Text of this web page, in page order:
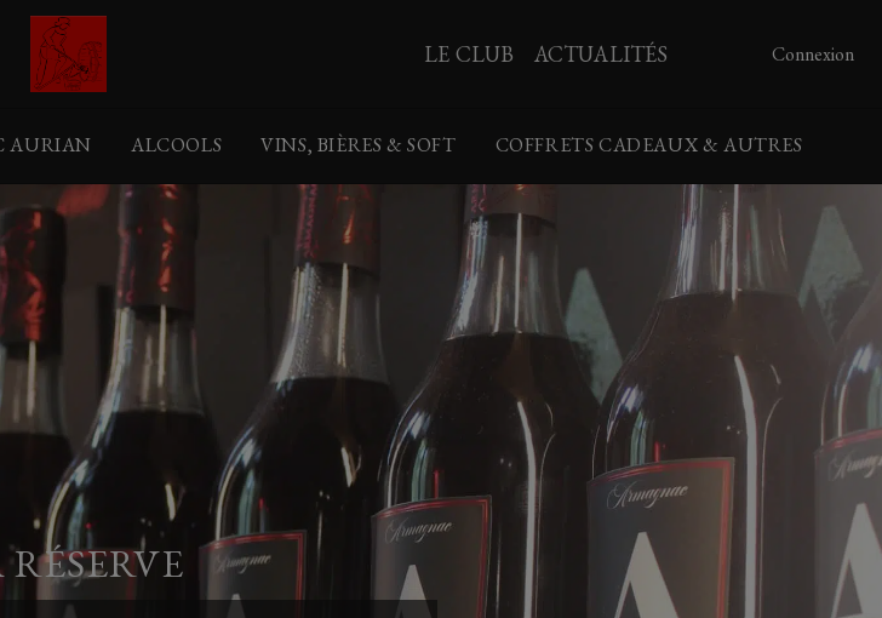
LE CLUB ACTUALITÉS Connexion
AURIAN ALCOOLS VINS, BIÈRES & SOFT COFFRETS CADEAUX & AUTRES